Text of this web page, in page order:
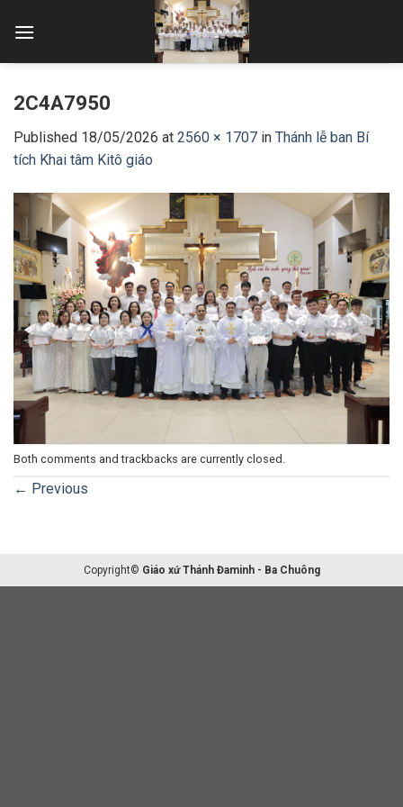
2C4A7950
Published 18/05/2026 at 2560 × 1707 in Thánh lễ ban Bí
tích Khai tâm Kitô giáo
Both comments and trackbacks are currently closed.
← Previous
Copyright© Giáo xứ Thánh Đaminh - Ba Chuông